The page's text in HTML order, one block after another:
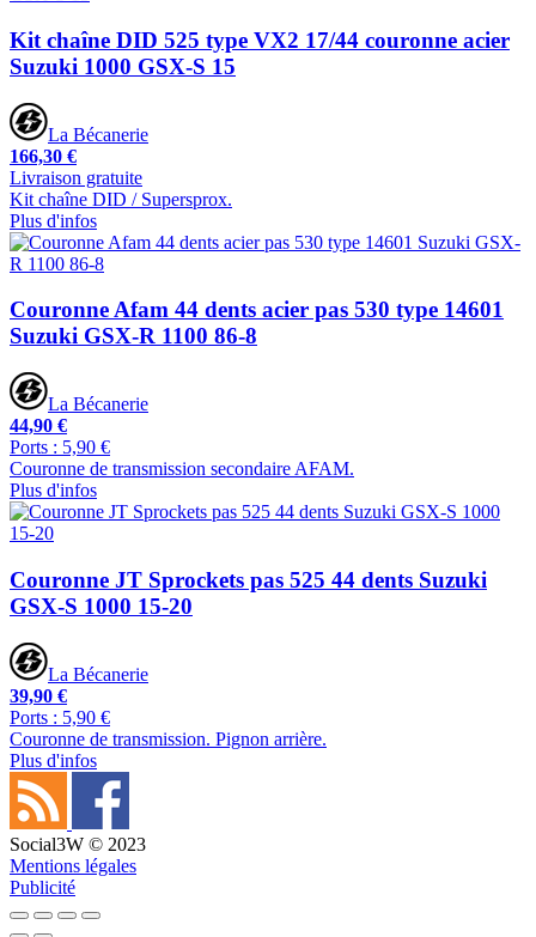
Kit chaîne DID 525 type VX2 17/44 couronne acier
Suzuki 1000 GSX-S 15
La Bécanerie
166,30 €
Livraison gratuite
Kit chaîne DID / Supersprox.
Plus d'infos
Couronne Afam 44 dents acier pas 530 type 14601
Suzuki GSX-R 1100 86-8
La Bécanerie
44,90 €
Ports : 5,90 €
Couronne de transmission secondaire AFAM.
Plus d'infos
Couronne JT Sprockets pas 525 44 dents Suzuki
GSX-S 1000 15-20
La Bécanerie
39,90 €
Ports : 5,90 €
Couronne de transmission. Pignon arrière.
Plus d'infos
Social3W © 2023
Mentions légales
Publicité